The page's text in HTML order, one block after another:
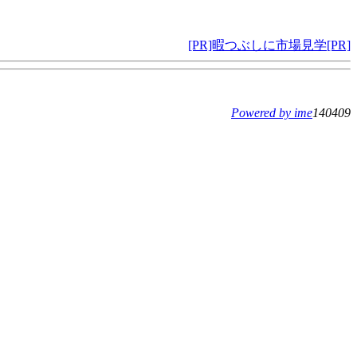
[PR]暇つぶしに市場見学[PR]
Powered by ime140409